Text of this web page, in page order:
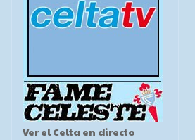
Ver el Celta en directo